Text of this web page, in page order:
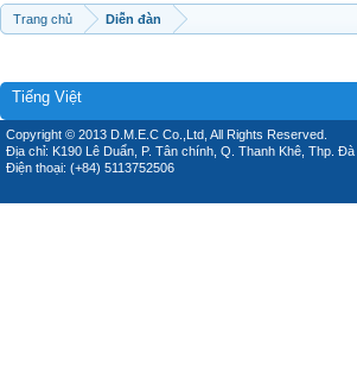
Trang chủ Diễn đàn
Tiếng Việt
Copyright © 2013 D.M.E.C Co.,Ltd, All Rights Reserved.
Địa chỉ: K190 Lê Duẩn, P. Tân chính, Q. Thanh Khê, Thp. Đà
Điện thoại: (+84) 5113752506